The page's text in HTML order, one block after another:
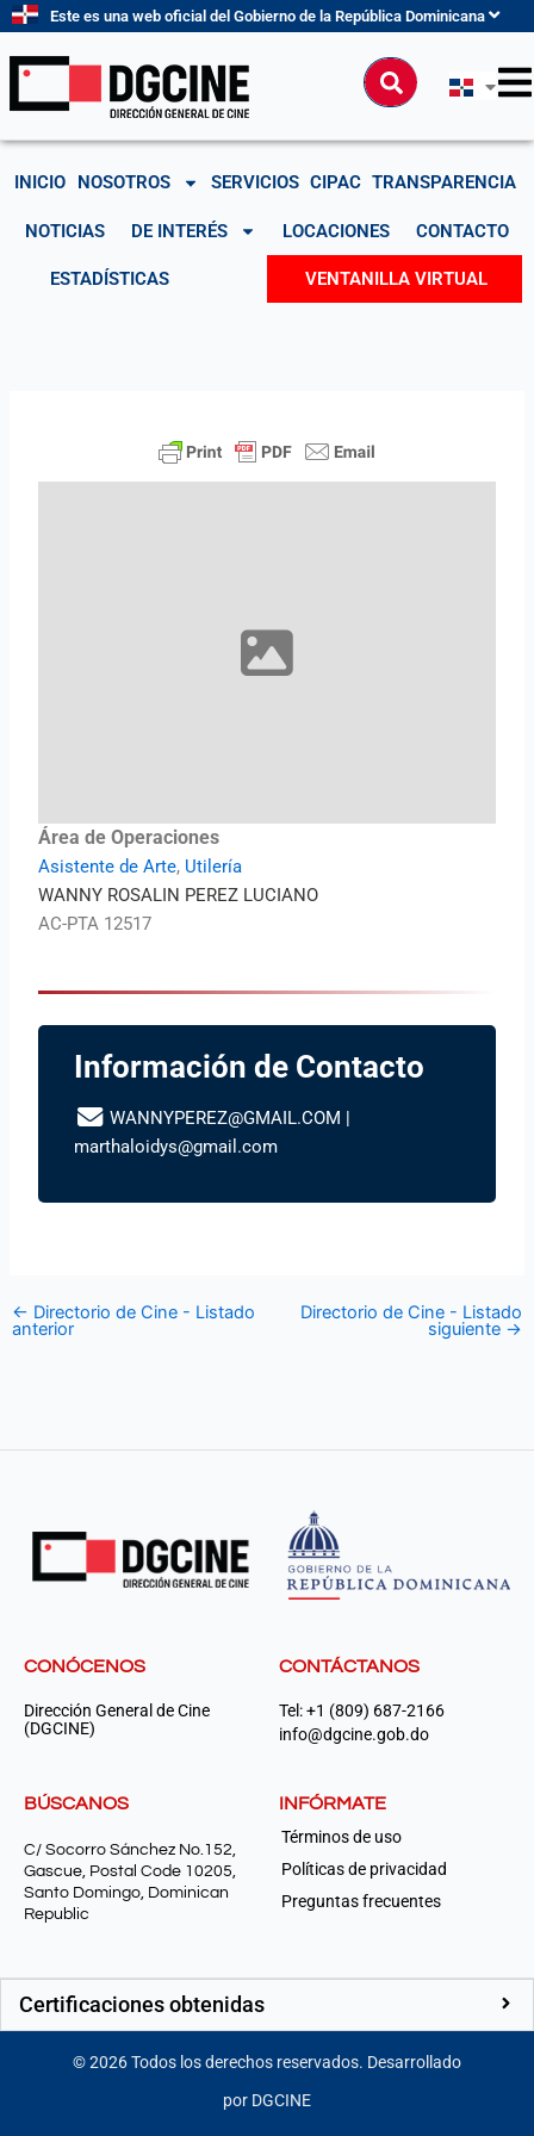
contenido
Este es una web oficial del Gobierno de la República Dominicana
Buscar
INICIO NOSOTROS SERVICIOS CIPAC TRANSPARENCIA
NOTICIAS DE INTERÉS LOCACIONES CONTACTO
ESTADÍSTICAS VENTANILLA VIRTUAL
Área de Operaciones
Asistente de Arte, Utilería
WANNY ROSALIN PEREZ LUCIANO
AC-PTA 12517
Información de Contacto
WANNYPEREZ@GMAIL.COM |
marthaloidys@gmail.com
← Directorio de Cine - Listado
anterior
Directorio de Cine - Listado
siguiente →
CONÓCENOS
Dirección General de Cine
(DGCINE)
CONTÁCTANOS
Tel: +1 (809) 687-2166
info@dgcine.gob.do
BÚSCANOS
C/ Socorro Sánchez No.152,
Gascue, Postal Code 10205,
Santo Domingo, Dominican
Republic
INFÓRMATE
Términos de uso
Políticas de privacidad
Preguntas frecuentes
Certificaciones obtenidas
©2026Todos los derechos reservados. Desarrollado
por DGCINE